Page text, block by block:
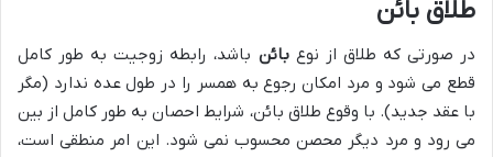
طلاق بائن
در صورتی که طلاق از نوعبائن باشد، رابطه زوجیت به طور کامل
قطع می شود و مرد امکان رجوع به همسر را در طول عده ندارد (مگر
با عقد جدید). با وقوع طلاق بائن، شرایط احصان به طور کامل از بین
می رود و مرد دیگر محصن محسوب نمی شود. این امر منطقی است،